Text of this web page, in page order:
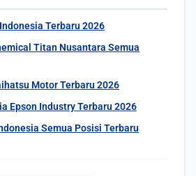
Terbaru 2026
Titan Nusantara Semua
Motor Terbaru 2026
Epson Industry Terbaru 2026
Semua Posisi Terbaru